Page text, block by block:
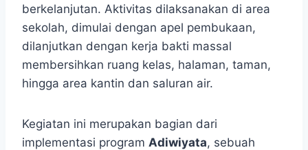
berkelanjutan. Aktivitas dilaksanakan di area
sekolah, dimulai dengan apel pembukaan,
dilanjutkan dengan kerja bakti massal
membersihkan ruang kelas, halaman, taman,
hingga area kantin dan saluran air.
Kegiatan ini merupakan bagian dari
implementasi program Adiwiyata, sebuah